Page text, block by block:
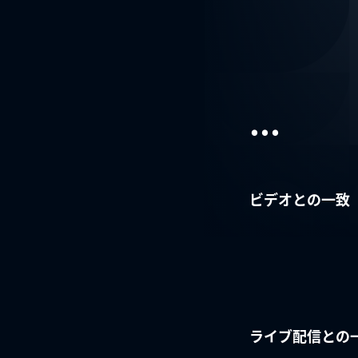
...
ビデオとの一致
ライブ配信との